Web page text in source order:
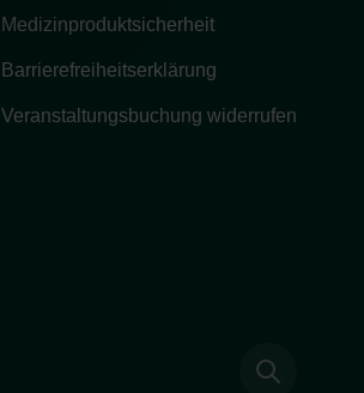
Medizinproduktsicherheit
Barrierefreiheitserklärung
Veranstaltungsbuchung widerrufen